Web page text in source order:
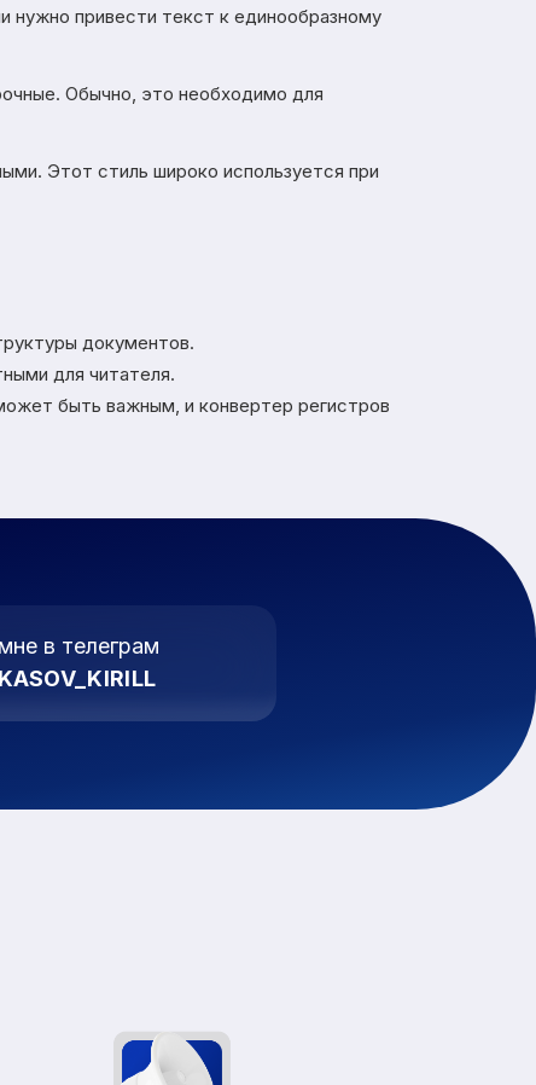
нужно привести текст к единообразному
Обычно, это необходимо для
Этот стиль широко используется при
документов.
для читателя.
быть важным, и конвертер регистров
в телеграм